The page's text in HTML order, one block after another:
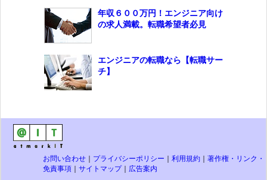
年収６００万円！エンジニア向け
の求人満載。転職希望者必見
エンジニアの転職なら【転職サー
チ】
お問い合わせ プライバシーポリシー 利用規約
著作権・リンク・
免責事項
サイトマップ｜ 広告案内